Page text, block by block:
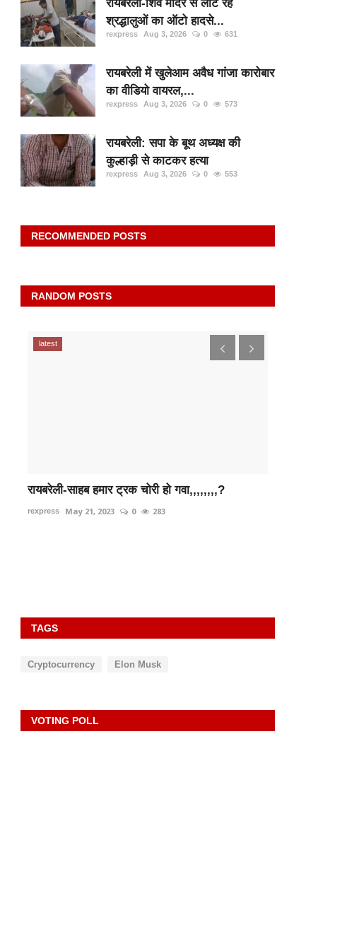
रायबरेली-शिव मंदिर से लौट रहे
श्रद्धालुओं का ऑटो हादसे...
rexpress Aug 3, 2026 0 631
रायबरेली में खुलेआम अवैध गांजा कारोबार
का वीडियो वायरल,...
rexpress Aug 3, 2026 0 573
रायबरेली: सपा के बूथ अध्यक्ष की
कुल्हाड़ी से काटकर हत्या
rexpress Aug 3, 2026 0 553
RECOMMENDED POSTS
RANDOM POSTS
latest
रायबरेली-साहब हमार ट्रक चोरी हो गवा,,,,,,,,?
rexpress May 21, 2023 0 283
TAGS
Cryptocurrency Elon Musk
VOTING POLL